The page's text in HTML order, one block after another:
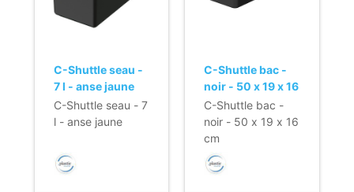
C-Shuttle seau -
7 l - anse jaune
C-Shuttle seau - 7
l - anse jaune
C-Shuttle bac -
noir - 50 x 19 x 16
cm
C-Shuttle bac -
noir - 50 x 19 x 16
cm